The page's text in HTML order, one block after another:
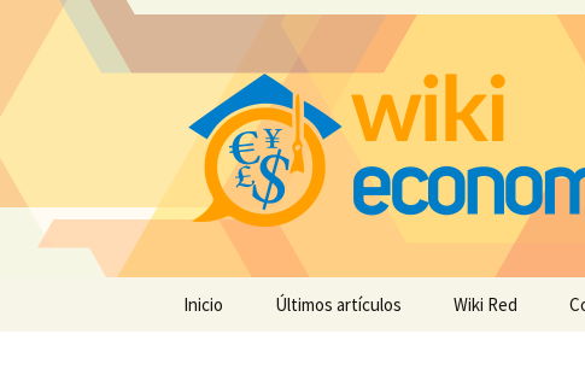
Inicio Últimos artículos Wiki Red